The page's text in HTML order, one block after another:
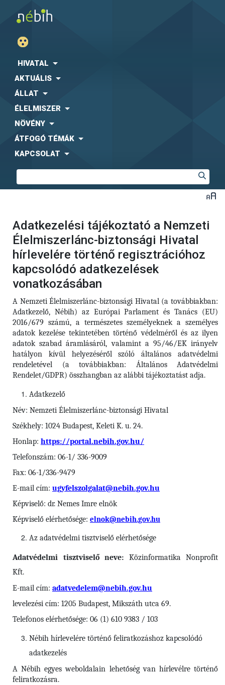
HIVATAL
AKTUÁLIS
ÁLLAT
ÉLELMISZER
NÖVÉNY
ÁTFOGÓ TÉMÁK
KAPCSOLAT
Adatkezelési tájékoztató a Nemzeti
Élelmiszerlánc-biztonsági Hivatal
hírlevelére történő regisztrációhoz
kapcsolódó adatkezelések
vonatkozásában
A Nemzeti Élelmiszerlánc-biztonsági Hivatal (a továbbiakban:
Adatkezelő, Nébih) az Európai Parlament és Tanács (EU)
2016/679 számú, a természetes személyeknek a személyes
adatok kezelése tekintetében történő védelméről és az ilyen
adatok szabad áramlásáról, valamint a 95/46/EK irányelv
hatályon kívül helyezéséről szóló általános adatvédelmi
rendeletével (a továbbiakban: Általános Adatvédelmi
Rendelet/GDPR) összhangban az alábbi tájékoztatást adja.
Adatkezelő
Név: Nemzeti Élelmiszerlánc-biztonsági Hivatal
Székhely: 1024 Budapest, Keleti K. u. 24.
Honlap: https://portal.nebih.gov.hu/
Telefonszám: 06-1/ 336-9009
Fax: 06-1/336-9479
E-mail cím: ugyfelszolgalat@nebih.gov.hu
Képviselő: dr. Nemes Imre elnök
Képviselő elérhetősége: elnok@nebih.gov.hu
Az adatvédelmi tisztviselő elérhetősége
Adatvédelmi tisztviselő neve: Közinformatika Nonprofit
Kft.
E-mail cím: adatvedelem@nebih.gov.hu
levelezési cím: 1205 Budapest, Mikszáth utca 69.
Telefonos elérhetősége: 06 (1) 610 9383 / 103
Nébih hírlevelére történő feliratkozáshoz kapcsolódó
adatkezelés
A Nébih egyes weboldalain lehetőség van hírlevélre történő
feliratkozásra.